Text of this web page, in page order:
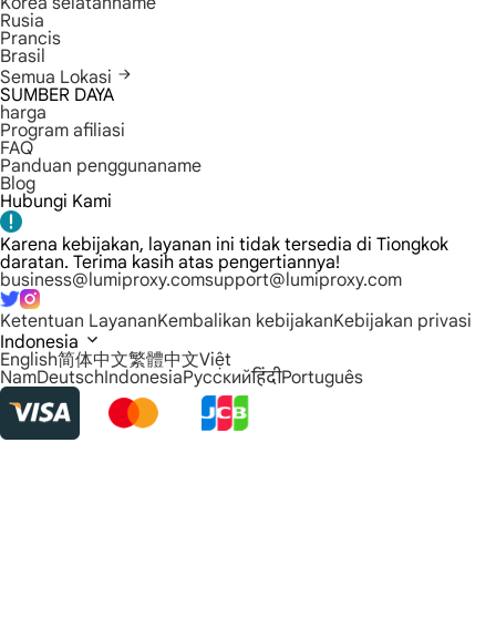
Rusia
Prancis
Brasil
Semua Lokasi
SUMBER DAYA
harga
Program afiliasi
FAQ
Panduan penggunaname
Blog
Hubungi Kami
Karena kebijakan, layanan ini tidak tersedia di Tiongkok
daratan. Terima kasih atas pengertiannya!
business@lumiproxy.comsupport@lumiproxy.com
Ketentuan LayananKembalikan kebijakanKebijakan privasi
Indonesia
English简体中文繁體中文Việt
NamDeutschIndonesiaРусскийहिंदीPortuguês